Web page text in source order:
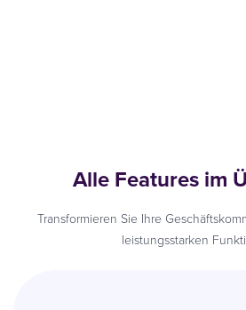
Alle Features im
Transformieren Sie Ihre
leistungsstarken